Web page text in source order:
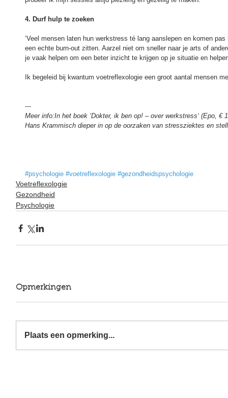
4. Durf hulp te zoeken
‘Veel mensen laten hun werkstress té lang aanslepen en komen
een echte burn-out zitten. Aarzel niet om sneller naar je arts of
je vaak helpen om een beter inzicht te krijgen op je situatie en
Ik begeleid bij kwantum voetreflexologie een groot aantal mensen
---
Meer info:In het boek ‘Dokter, ik ben op! – over werkstress‘ (Epo,
Hans Krammisch dieper in op de oorzaken van stressziektes en
#psychologie #voetreflexologie #gezondheidspsychologie
Voetreflexologie
Gezondheid
Psychologie
Opmerkingen
Plaats een opmerking...